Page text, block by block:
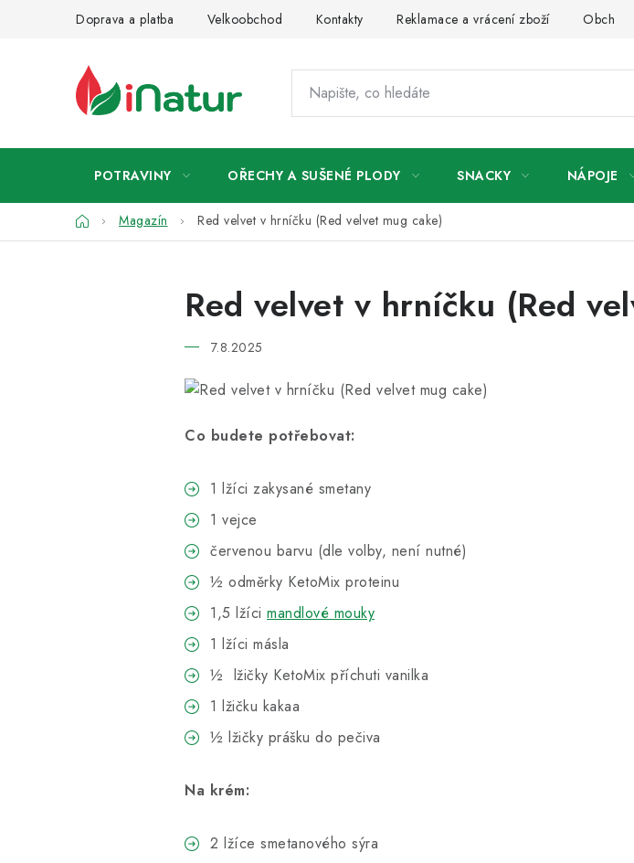
Doprava a platba Velkoobchod Kontakty Reklamace a vrácení zboží
POTRAVINY OŘECHY A SUŠENÉ PLODY SNACKY NÁPOJE
DomůMagazín Red velvet v hrníčku (Red velvet mug cake)
Red velvet v hrníčku (Red
7.8.2025
Co budete potřebovat:
1 lžíci zakysané smetany
1 vejce
červenou barvu (dle volby, není nutné)
½ odměrky KetoMix proteinu
1,5 lžíci mandlové mouky
1 lžíci másla
½ lžičky KetoMix příchuti vanilka
1 lžičku kakaa
½ lžičky prášku do pečiva
Na krém:
2 lžíce smetanového sýra